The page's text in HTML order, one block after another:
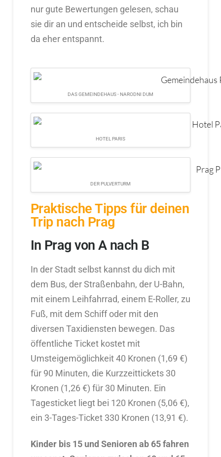
nur gute Bewertungen gelesen, schau
sie dir an und entscheide selbst, ich bin
da eher entspannt.
DAS GEMEINDEHAUS - NARODNI DUM
HOTEL PARIS
DER PULVERTURM
Praktische Tipps für deinen
Trip nach Prag
In Prag von A nach B
In der Stadt selbst kannst du dich mit
dem Bus, der Straßenbahn, der U-Bahn,
mit einem Leihfahrrad, einem E-Roller, zu
Fuß, mit dem Schiff oder mit den
diversen Taxidiensten bewegen. Das
öffentliche Ticket kostet mit
Umsteigemöglichkeit 40 Kronen (1,69 €)
für 90 Minuten, die Kurzzeittickets 30
Kronen (1,26 €) für 30 Minuten. Ein
Tagesticket liegt bei 120 Kronen (5,06 €),
ein 3-Tages-Ticket 330 Kronen (13,91 €).
Kinder bis 15 und Senioren ab 65 fahren